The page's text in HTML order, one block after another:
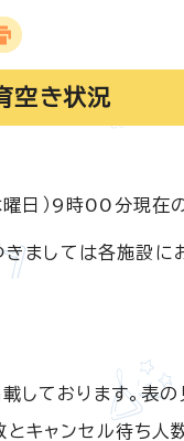
空き状況
日）9時00分現在
ましては各施設に
しております。表
キャンセル待ち